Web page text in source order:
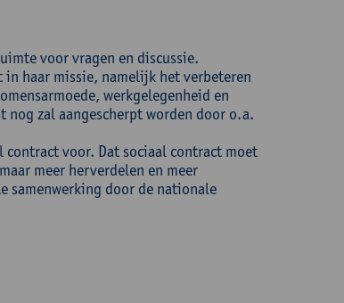
voor vragen en discussie.
haar missie, namelijk het verbeteren
werkgelegenheid en
zal aangescherpt worden door o.a.
voor. Dat sociaal contract moet
meer herverdelen en meer
samenwerking door de nationale